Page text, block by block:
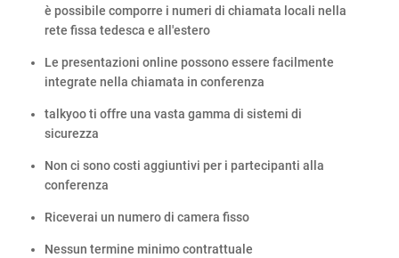
è possibile comporre i numeri di chiamata locali nella
rete fissa tedesca e all'estero
Le presentazioni online possono essere facilmente
integrate nella chiamata in conferenza
talkyoo ti offre una vasta gamma di sistemi di
sicurezza
Non ci sono costi aggiuntivi per i partecipanti alla
conferenza
Riceverai un numero di camera fisso
Nessun termine minimo contrattuale